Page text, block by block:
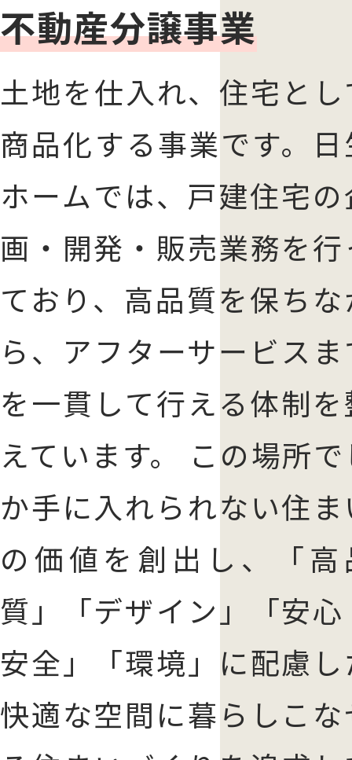
不動産分譲事業
土地を仕入れ、住宅とし
商品化する事業です。日
ホームでは、戸建住宅の
画・開発・販売業務を行
ており、高品質を保ちな
ら、アフターサービスま
を一貫して行える体制を
えています。 この場所で
か手に入れられない住ま
の価値を創出し、「高
質」「デザイン」「安心
安全」「環境」に配慮し
快適な空間に暮らしこな